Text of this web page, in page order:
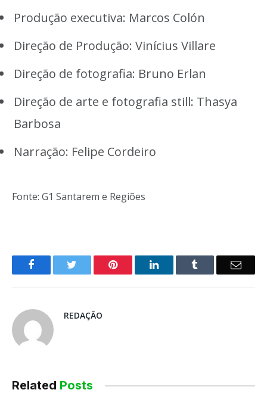
Produção executiva: Marcos Colón
Direção de Produção: Vinícius Villare
Direção de fotografia: Bruno Erlan
Direção de arte e fotografia still: Thasya
Barbosa
Narração: Felipe Cordeiro
Fonte: G1 Santarem e Regiões
o
Pinterest LinkedIn
E-
REDAÇÃO
Related Posts